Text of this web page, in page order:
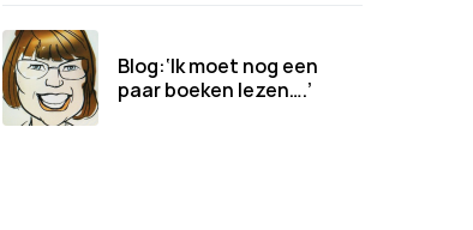
Blog:‘Ik moet nog een
paar boeken lezen….’